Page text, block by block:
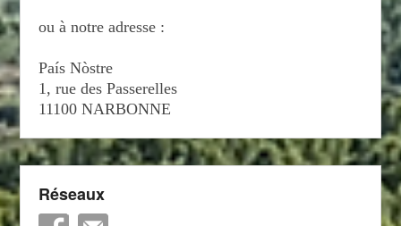
ou à notre adresse :
País Nòstre
1, rue des Passerelles
11100 NARBONNE
Réseaux